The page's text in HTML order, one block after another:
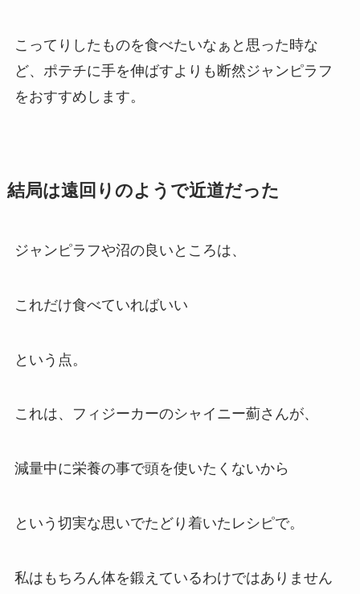
こってりしたものを食べたいなぁと思った時な
ど、ポテチに手を伸ばすよりも断然ジャンピラフ
をおすすめします。
結局は遠回りのようで近道だった
ジャンピラフや沼の良いところは、
これだけ食べていればいい
という点。
これは、フィジーカーのシャイニー薊さんが、
減量中に栄養の事で頭を使いたくないから
という切実な思いでたどり着いたレシピで。
私はもちろん体を鍛えているわけではありません